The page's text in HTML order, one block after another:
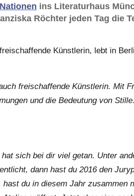
ins Literaturhaus
Röchter jeden Tag die
Künstlerin, lebt in
freischaffende Künstlerin. Mit
und die Bedeutung von Stille.
sich bei dir viel getan. Unter
dann hast du 2016 den
du in diesem Jahr zusammen